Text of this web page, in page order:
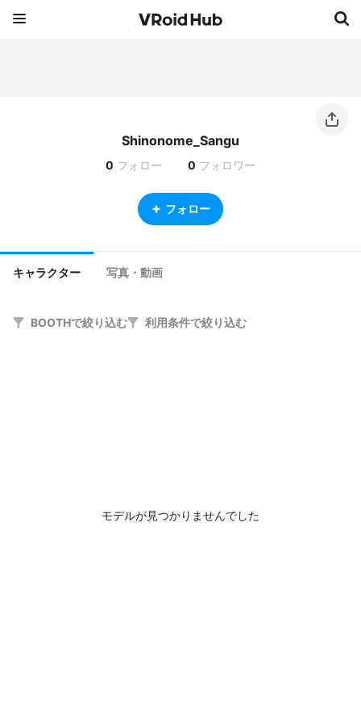
Shinonome_Sangu
0 フォロー 0 フォロワー
フォロー
キャラクター 写真・動画
BOOTHで絞り込む 利用条件で絞り込む
モデルが見つかりませんでした